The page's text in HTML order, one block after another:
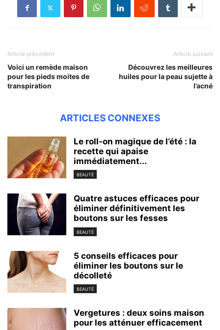
Article précédent
Voici un remède maison
pour les pieds moites de
transpiration
Article suivant
Découvrez les meilleures
huiles pour la peau sujette à
l’acné
ARTICLES CONNEXES
Le roll-on magique de l’été : la
recette qui apaise
immédiatement...
BEAUTÉ
Quatre astuces efficaces pour
éliminer définitivement les
boutons sur les fesses
BEAUTÉ
5 conseils efficaces pour
éliminer les boutons sur le
décolleté
BEAUTÉ
Vergetures : deux soins maison
pour les atténuer efficacement